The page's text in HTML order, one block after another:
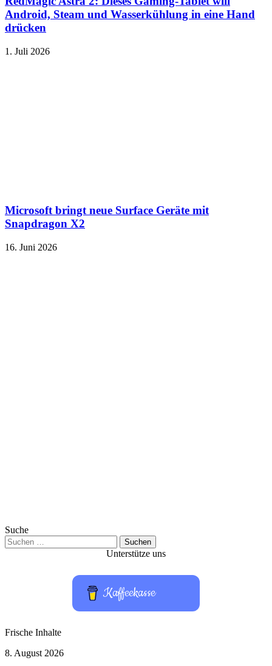
Android, Steam und Wasserkühlung in eine Hand
drücken
1. Juli 2026
Microsoft bringt neue Surface Geräte mit
Snapdragon X2
16. Juni 2026
Suche
Suchen
nach:
Unterstütze uns
Kaffeekasse
Frische Inhalte
Disney
8. August 2026